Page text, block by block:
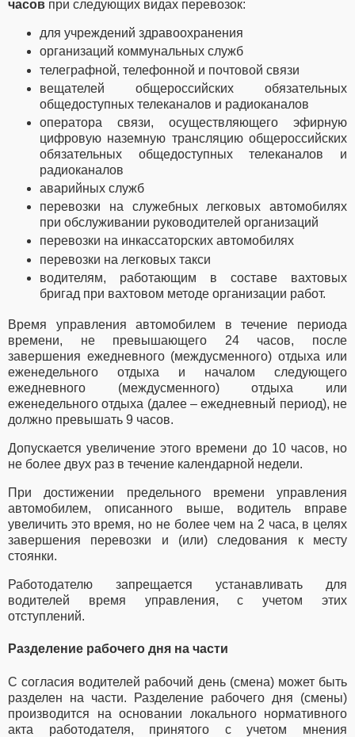
часов при следующих видах перевозок:
для учреждений здравоохранения
организаций коммунальных служб
телеграфной, телефонной и почтовой связи
вещателей общероссийских обязательных
общедоступных телеканалов и радиоканалов
оператора связи, осуществляющего эфирную
цифровую наземную трансляцию общероссийских
обязательных общедоступных телеканалов и
радиоканалов
аварийных служб
перевозки на служебных легковых автомобилях
при обслуживании руководителей организаций
перевозки на инкассаторских автомобилях
перевозки на легковых такси
водителям, работающим в составе вахтовых
бригад при вахтовом методе организации работ.
Время управления автомобилем в течение периода
времени, не превышающего 24 часов, после
завершения ежедневного (междусменного) отдыха или
еженедельного отдыха и началом следующего
ежедневного (междусменного) отдыха или
еженедельного отдыха (далее – ежедневный период), не
должно превышать 9 часов.
Допускается увеличение этого времени до 10 часов, но
не более двух раз в течение календарной недели.
При достижении предельного времени управления
автомобилем, описанного выше, водитель вправе
увеличить это время, но не более чем на 2 часа, в целях
завершения перевозки и (или) следования к месту
стоянки.
Работодателю запрещается устанавливать для
водителей время управления, с учетом этих
отступлений.
Разделение рабочего дня на части
С согласия водителей рабочий день (смена) может быть
разделен на части. Разделение рабочего дня (смены)
производится на основании локального нормативного
акта работодателя, принятого с учетом мнения